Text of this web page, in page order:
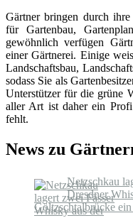
Gärtner bringen durch
für Gartenbau,
gewöhnlich verfügen
einer Gärtnerei. Einige
Landschaftsbau,
sodass Sie als
Unterstützer für die grüne
aller Art ist daher ein
fehlt.
News zu
Netzschkau
Dresdner
Göltzschtalbrücke